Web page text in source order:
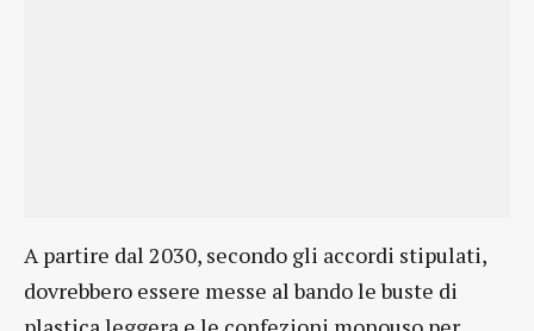
A partire dal 2030, secondo gli accordi stipulati,
dovrebbero essere messe al bando le buste di